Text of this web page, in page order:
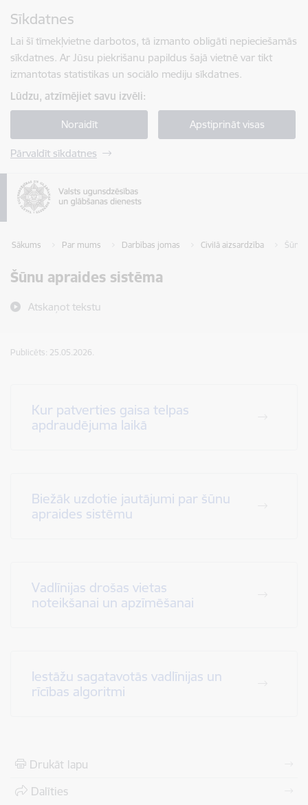
Sīkdatnes
Lai šī tīmekļvietne darbotos, tā izmanto obligāti nepieciešamās
sīkdatnes. Ar Jūsu piekrišanu papildus šajā vietnē var tikt
izmantotas statistikas un sociālo mediju sīkdatnes.
Lūdzu, atzīmējiet savu izvēli:
Noraidīt Apstiprināt visas
Pārvaldīt sīkdatnes
Sākums Par mums Darbības jomas Civilā aizsardzība Šūnu
Šūnu apraides sistēma
Atskaņot tekstu
Publicēts: 25.05.2026.
Kur patverties gaisa telpas
apdraudējuma laikā
Biežāk uzdotie jautājumi par šūnu
apraides sistēmu
Vadlīnijas drošas vietas
noteikšanai un apzīmēšanai
Iestāžu sagatavotās vadlīnijas un
rīcības algoritmi
Drukāt lapu
Dalīties